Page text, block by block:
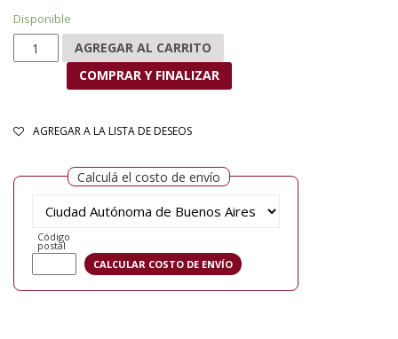
Disponible
Chaco For Ever cantidad
AGREGAR AL CARRITO
COMPRAR Y FINALIZAR
AGREGAR A LA LISTA DE DESEOS
Calculá el costo de envío
Código
postal